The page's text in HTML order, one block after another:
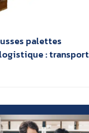
palettes
: transport